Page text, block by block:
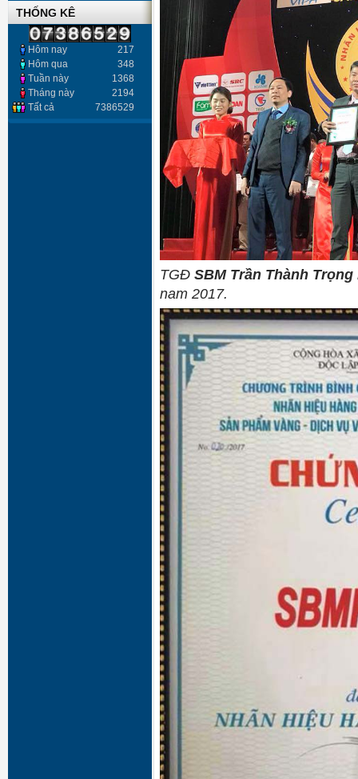
THỐNG KÊ
Hôm nay
217
Hôm qua
348
Tuần này
1368
Tháng này
2194
Tất cả
7386529
TGĐ SBM Trần Thành Trọng
nam 2017.